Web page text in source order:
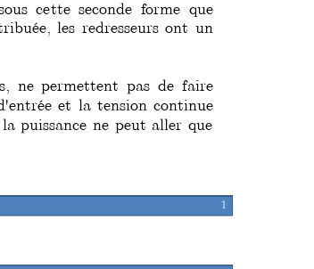
cette seconde forme que
les redresseurs ont un
ne permettent pas de faire
et la tension continue
puissance ne peut aller que
1